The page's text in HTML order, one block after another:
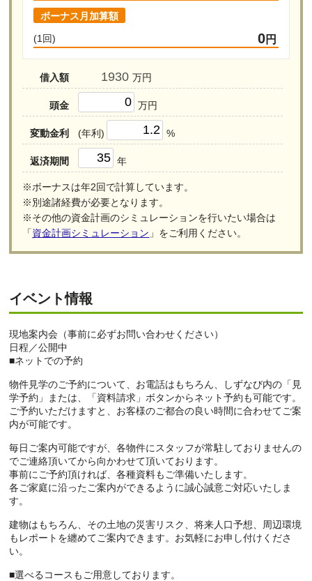
ボーナス月加算額
(1回)
0円
借入額 万円
頭金 万円
変動金利 (年利) %
返済期間 年
※ボーナスは年2回で計算しています。
※別途諸経費が必要となります。
※その他の資金計画のシミュレーションを行いたい場合は
「資金計画シミュレーション 」をご利用ください。
イベント情報
現地案内会（事前に必ずお問い合わせください）
日程／公開中
■ネットでの予約
物件見学のご予約について、お電話はもちろん、しずなび内の「見
学予約」または、「資料請求」ボタンからネット予約も可能です。
ご予約いただけますと、お客様のご都合の良い時間に合わせてご案
内が可能です。
毎日ご案内可能ですが、各物件にスタッフが常駐しておりませんの
でご連絡頂いてから向かわせて頂いております。
事前にご予約頂ければ、各種資料もご準備いたします。
各ご家庭に沿ったご案内ができるように誠心誠意ご対応いたしま
す。
建物はもちろん、その土地の災害リスク、将来人口予想、周辺環境
もレポートを纏めてご案内できます。お気軽にお申し付けくださ
い。
■選べるコースもご用意しております。